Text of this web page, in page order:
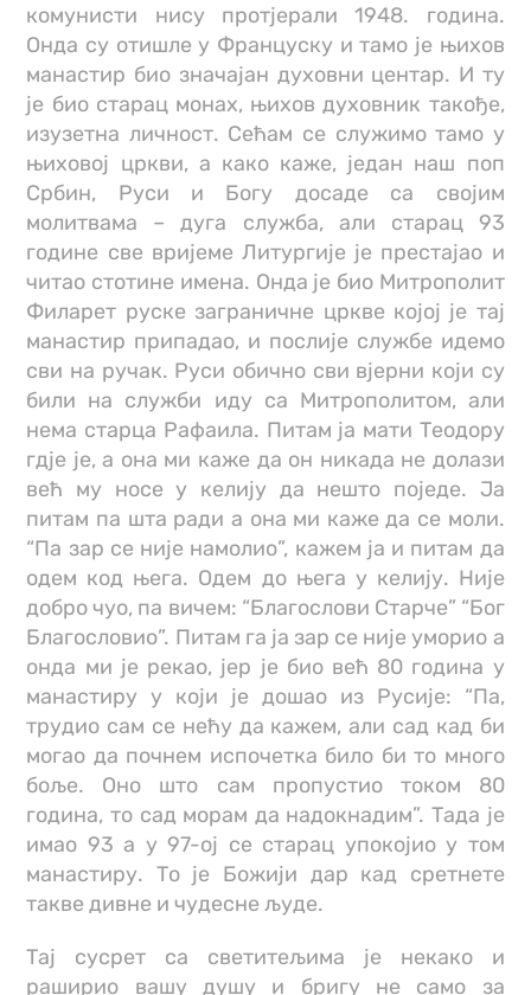
комунисти нису протјерали 1948. година.
Онда су отишле у Француску и тамо је њихов
манастир био значајан духовни центар. И ту
је био старац монах, њихов духовник такође,
изузетна личност. Сећам се служимо тамо у
њиховој цркви, а како каже, један наш поп
Србин, Руси и Богу досаде са својим
молитвама – дуга служба, али старац 93
године све вријеме Литургије је престајао и
читао стотине имена. Онда је био Митрополит
Филарет руске заграничне цркве којој је тај
манастир припадао, и послије службе идемо
сви на ручак. Руси обично сви вјерни који су
били на служби иду са Митрополитом, али
нема старца Рафаила. Питам ја мати Теодору
гдје је, а она ми каже да он никада не долази
већ му носе у келију да нешто поједе. Ја
питам па шта ради а она ми каже да се моли.
“Па зар се није намолио”, кажем ја и питам да
одем код њега. Одем до њега у келију. Није
добро чуо, па вичем: “Благослови Старче” “Бог
Благословио”. Питам га ја зар се није уморио а
онда ми је рекао, јер је био већ 80 година у
манастиру у који је дошао из Русије: “Па,
трудио сам се нећу да кажем, али сад кад би
могао да почнем испочетка било би то много
боље. Оно што сам пропустио током 80
година, то сад морам да надокнадим”. Тада је
имао 93 а у 97-ој се старац упокојио у том
манастиру. То је Божији дар кад сретнете
такве дивне и чудесне људе.
Тај сусрет са светитељима је некако и
раширио вашу душу и бригу не само за